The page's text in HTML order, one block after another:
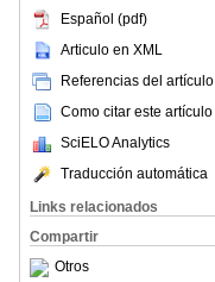
Español (pdf)
Articulo en XML
Referencias del artículo
Como citar este artículo
SciELO Analytics
Traducción automática
Links relacionados
Compartir
Otros